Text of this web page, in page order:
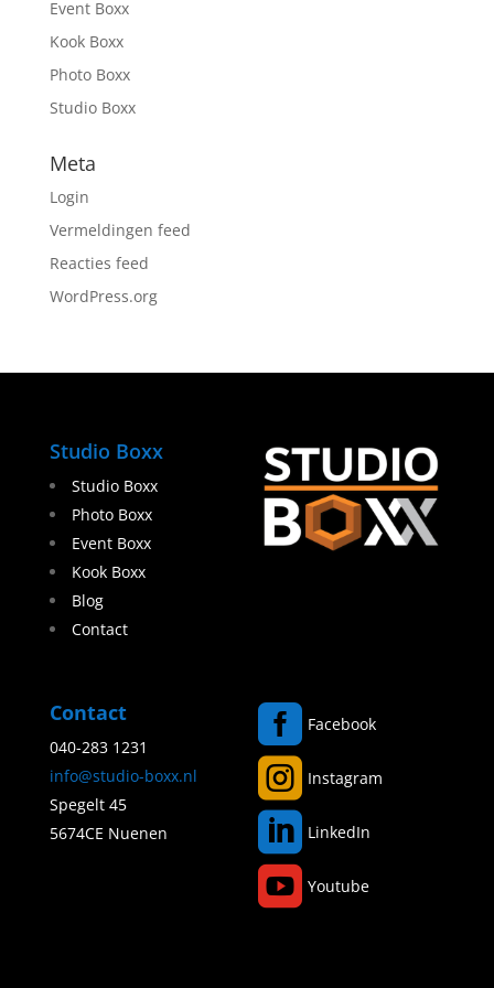
Event Boxx
Kook Boxx
Photo Boxx
Studio Boxx
Meta
Login
Vermeldingen feed
Reacties feed
WordPress.org
Studio Boxx
Studio Boxx
Photo Boxx
Event Boxx
Kook Boxx
Blog
Contact
Contact
040-283 1231
info@studio-boxx.nl
Spegelt 45
5674CE Nuenen
 Facebook
 Instagram
 LinkedIn
 Youtube